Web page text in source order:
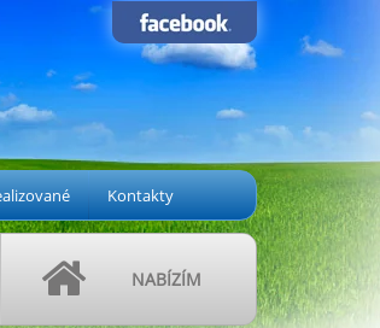
Kontakty
NABÍZÍM